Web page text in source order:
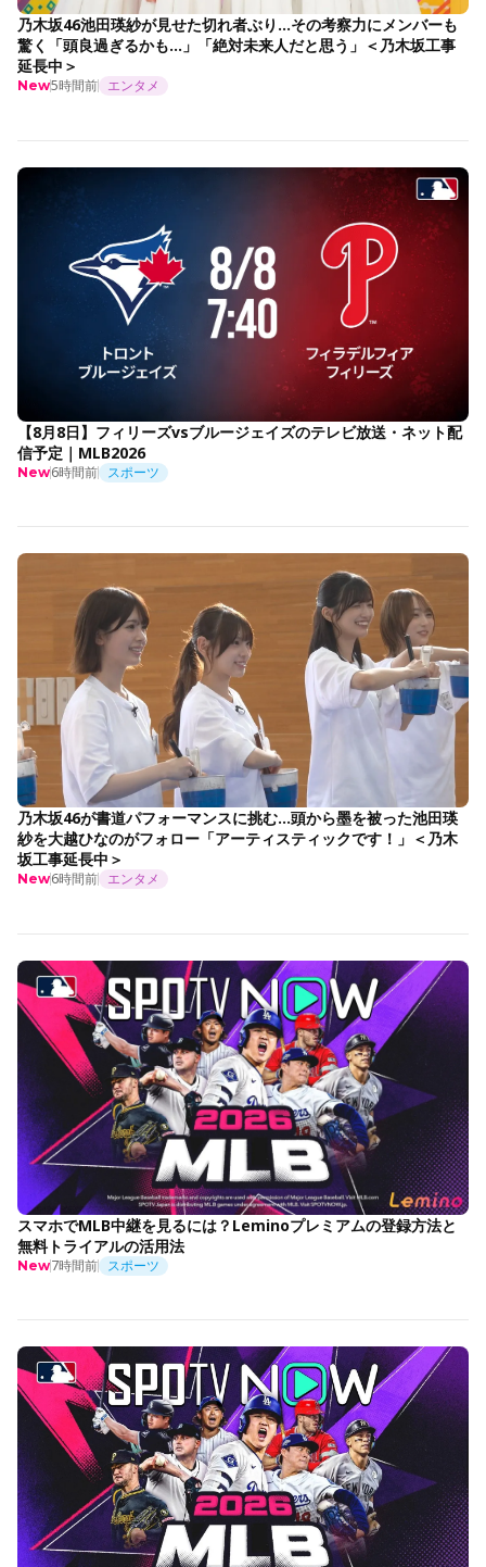
乃木坂46池田瑛紗が見せた切れ者ぶり…その考察力にメンバーも
驚く「頭良過ぎるかも…」「絶対未来人だと思う」＜乃木坂工事
延長中＞
New5時間前 エンタメ
【8月8日】フィリーズvsブルージェイズのテレビ放送・ネット配
信予定｜MLB2026
New6時間前 スポーツ
乃木坂46が書道パフォーマンスに挑む…頭から墨を被った池田瑛
紗を大越ひなのがフォロー「アーティスティックです！」＜乃木
坂工事延長中＞
New6時間前 エンタメ
スマホでMLB中継を見るには？Leminoプレミアムの登録方法と
無料トライアルの活用法
New7時間前 スポーツ